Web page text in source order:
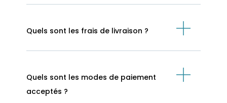
Quels sont les frais de livraison ?
Quels sont les modes de paiement
acceptés ?